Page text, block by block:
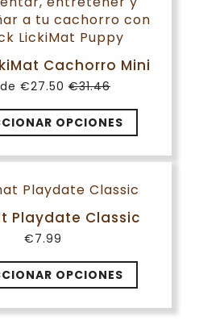
Cachorro Mini
€31.46
El
original
era:
€27.50
El
actual
es:OPCIONES
Playdate Classic
€7.99
OPCIONES